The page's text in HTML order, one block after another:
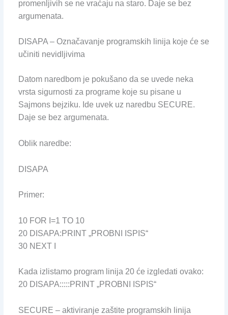
promenljivih se ne vraćaju na staro. Daje se bez
argumenata.
DISAPA – Označavanje programskih linija koje će se
učiniti nevidljivima
Datom naredbom je pokušano da se uvede neka
vrsta sigurnosti za programe koje su pisane u
Sajmons bejziku. Ide uvek uz naredbu SECURE.
Daje se bez argumenata.
Oblik naredbe:
DISAPA
Primer:
10 FOR I=1 TO 10
20 DISAPA:PRINT „PROBNI ISPIS“
30 NEXT I
Kada izlistamo program linija 20 će izgledati ovako:
20 DISAPA:::::PRINT „PROBNI ISPIS“
SECURE – aktiviranje zaštite programskih linija